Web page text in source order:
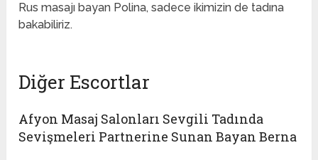
Rus masajı bayan Polina, sadece ikimizin de tadına
bakabiliriz.
Diğer Escortlar
Afyon Masaj Salonları Sevgili Tadında
Sevişmeleri Partnerine Sunan Bayan Berna